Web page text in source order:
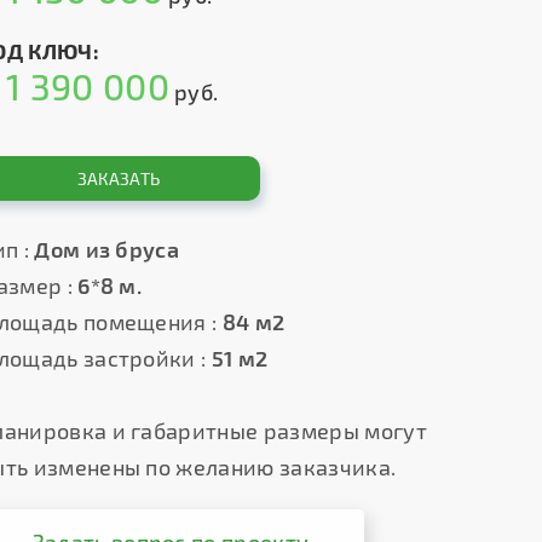
КЛЮЧ:
1 390 000 руб.
ЗАКАЗАТЬ
: Дом из бруса
: 6*8 м.
помещения : 84 м2
застройки : 51 м2
и габаритные размеры могут
изменены по желанию заказчика.